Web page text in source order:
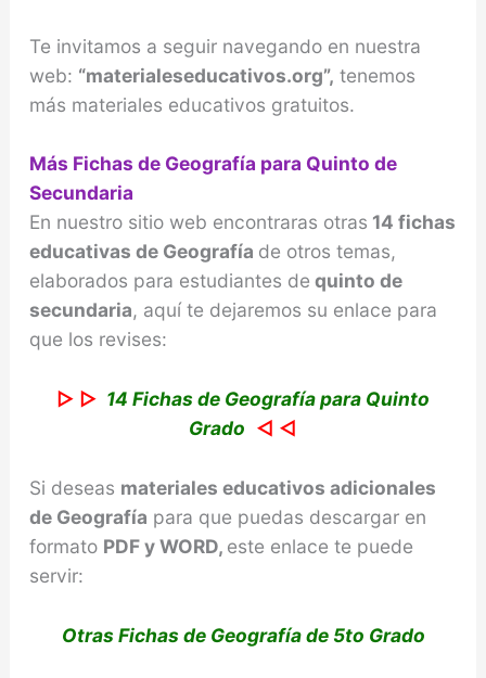
Te invitamos a seguir navegando en nuestra
web: “materialeseducativos.org”, tenemos
más materiales educativos gratuitos.
Más Fichas de Geografía para Quinto de
Secundaria
En nuestro sitio web encontraras otras 14 fichas
educativas de Geografía de otros temas,
elaborados para estudiantes de quinto de
secundaria, aquí te dejaremos su enlace para
que los revises:
▷ ▷ 14 Fichas de Geografía para Quinto
Grado ◁ ◁
Si deseas materiales educativos adicionales
de Geografía para que puedas descargar en
formato PDF y WORD, este enlace te puede
servir:
Otras Fichas de Geografía de 5to Grado